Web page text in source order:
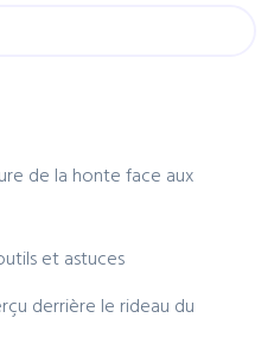
de la honte face aux
et astuces
derrière le rideau du